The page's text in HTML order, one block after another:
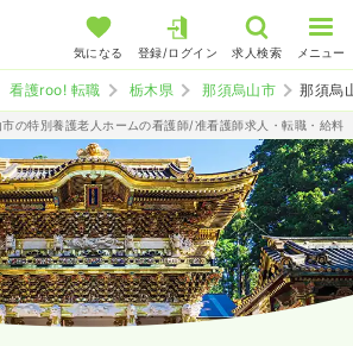
気になる 登録/ログイン 求人検索 メニュー
看護roo! 転職 栃木県 那須烏山市 那須烏
の特別養護老人ホームの看護師/准看護師求人・転職・給料